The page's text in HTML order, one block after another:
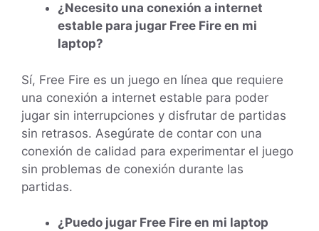
¿Necesito una conexión a internet
estable para jugar Free Fire en mi
laptop?
Sí, Free Fire es un juego en línea que requiere
una conexión a internet estable para poder
jugar sin interrupciones y disfrutar de partidas
sin retrasos. Asegúrate de contar con una
conexión de calidad para experimentar el juego
sin problemas de conexión durante las
partidas.
¿Puedo jugar Free Fire en mi laptop